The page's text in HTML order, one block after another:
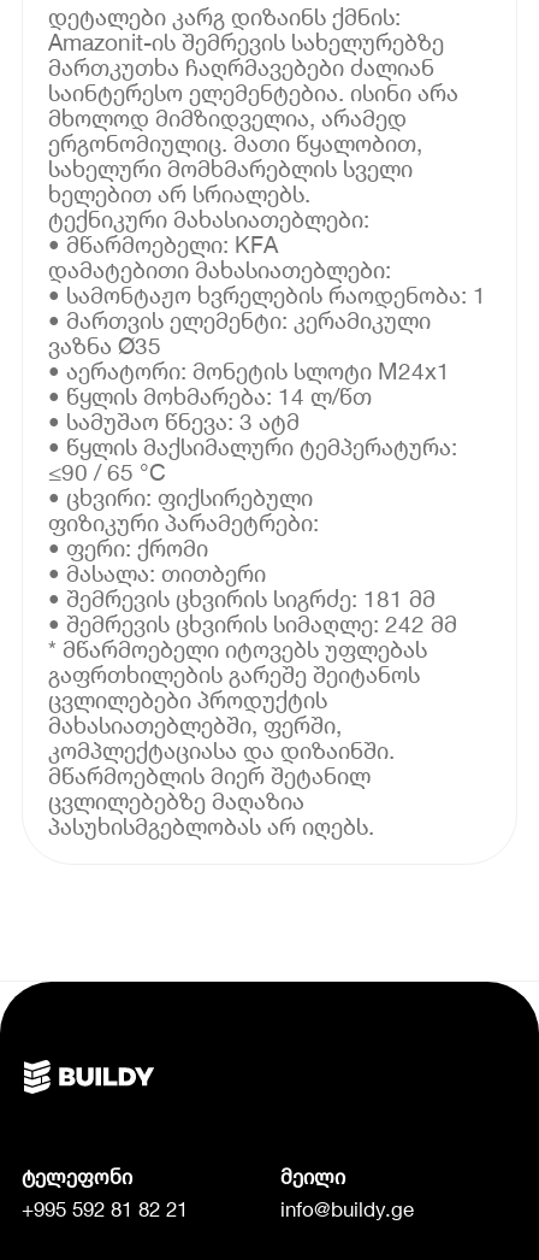
დეტალები კარგ დიზაინს ქმნის:
Amazonit-ის შემრევის სახელურებზე
მართკუთხა ჩაღრმავებები ძალიან
საინტერესო ელემენტებია. ისინი არა
მხოლოდ მიმზიდველია, არამედ
ერგონომიულიც. მათი წყალობით,
სახელური მომხმარებლის სველი
ხელებით არ სრიალებს.
ტექნიკური მახასიათებლები:
• მწარმოებელი: KFA
დამატებითი მახასიათებლები:
• სამონტაჟო ხვრელების რაოდენობა: 1
• მართვის ელემენტი: კერამიკული
ვაზნა Ø35
• აერატორი: მონეტის სლოტი M24x1
• წყლის მოხმარება: 14 ლ/წთ
• სამუშაო წნევა: 3 ატმ
• წყლის მაქსიმალური ტემპერატურა:
≤90 / 65 °C
• ცხვირი: ფიქსირებული
ფიზიკური პარამეტრები:
• ფერი: ქრომი
• მასალა: თითბერი
• შემრევის ცხვირის სიგრძე: 181 მმ
• შემრევის ცხვირის სიმაღლე: 242 მმ
* მწარმოებელი იტოვებს უფლებას
გაფრთხილების გარეშე შეიტანოს
ცვლილებები პროდუქტის
მახასიათებლებში, ფერში,
კომპლექტაციასა და დიზაინში.
მწარმოებლის მიერ შეტანილ
ცვლილებებზე მაღაზია
პასუხისმგებლობას არ იღებს.
ტელეფონი
+995 592 81 82 21
მეილი
info@buildy.ge